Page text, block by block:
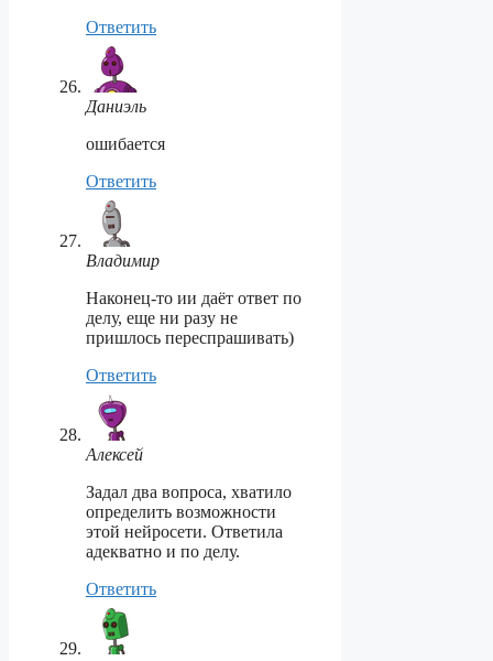
Ответить
Даниэль
ошибается
Ответить
Владимир
Наконец-то ии даёт ответ по
делу, еще ни разу не
пришлось переспрашивать)
Ответить
Алексей
Задал два вопроса, хватило
определить возможности
этой нейросети. Ответила
адекватно и по делу.
Ответить